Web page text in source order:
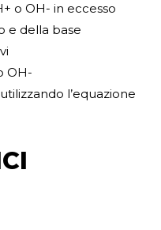
o OH- in eccesso
e della base
OH-
l’equazione